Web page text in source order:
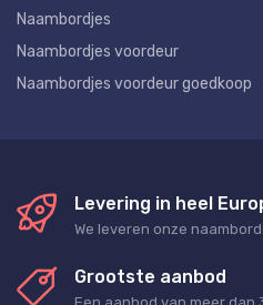
Naambordjes
Naambordjes voordeur
Naambordjes voordeur goedkoop
Levering in heel
We leveren onze
Grootste aanbod